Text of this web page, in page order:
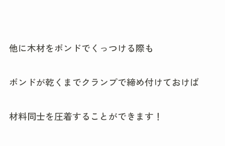
他に木材をボンドでくっつける際も
ボンドが乾くまでクランプで締め付けておけば
材料同士を圧着することができます！